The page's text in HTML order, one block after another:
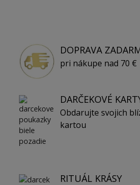
DOPRAVA
pri nákupe nad 70 €
DARČEKOVÉ
Obdarujte svojich
kartou
RITUÁL KRÁSY